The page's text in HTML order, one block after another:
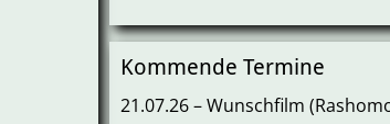
Kommende Termine
21.07.26 – Wunschfilm